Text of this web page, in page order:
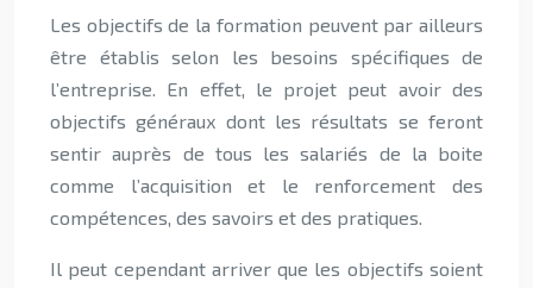
Les objectifs de la formation peuvent par ailleurs
être établis selon les besoins spécifiques de
l’entreprise. En effet, le projet peut avoir des
objectifs généraux dont les résultats se feront
sentir auprès de tous les salariés de la boite
comme l’acquisition et le renforcement des
compétences, des savoirs et des pratiques.
Il peut cependant arriver que les objectifs soient